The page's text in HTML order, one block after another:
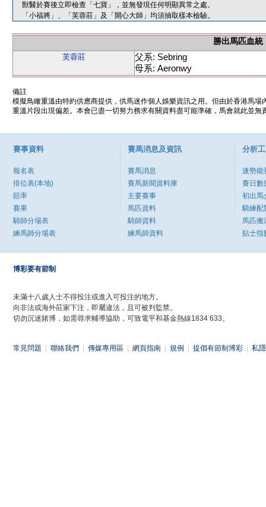
獸醫於賽後立即檢查「七寶」，並無發現任何明顯異常之處。
「小福將」、「芙蓉莊」及「開心大師」均須抽取樣本檢驗。
勝出馬匹血統
芙蓉莊
父系: Sebring
母系: Aeronwy
備註
模擬鳥瞰重溫由特約供應商提供，供馬迷作個人娛樂資訊之用。但由於香港馬
重溫片段出現偏差。本會已盡一切努力務求有關資料盡可能準確，馬會就此並
賽事資料
報名表
排位表(本地)
賠率
賽果
騎師分場表
練馬師分場表
賽馬消息及資訊
賽馬消息
賽馬新聞資料庫
主要賽事
馬匹資料
騎師資料
練馬師資料
分析
速勢能
賽日數
初出馬
騎練配
馬匹搬
貼士指
博彩要有節制
未滿十八歲人士不得投注或進入可投注的地方。
向非法或海外莊家下注，即屬違法，且可被判監禁。
切勿沉迷賭博，如需尋求輔導協助，可致電平和基金熱線1834 633。
常見問題 聯絡我們 傳媒專用區 網頁指南 規例 提倡有節制博彩 私